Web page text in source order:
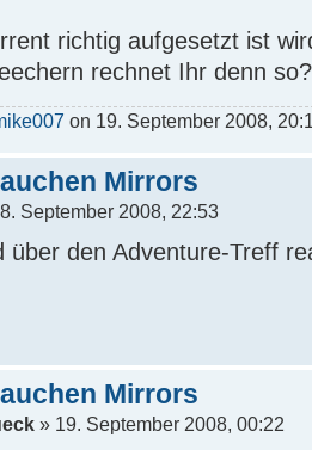
richtig aufgesetzt ist
rechnet Ihr denn so?
on 19. September 2008,
Mirrors
September 2008, 22:53
über den Adventure-Treff
Mirrors
» 19. September 2008, 00:22